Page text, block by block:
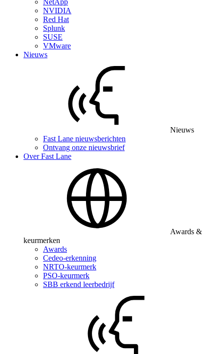
NetApp
NVIDIA
Red Hat
Splunk
SUSE
VMware
Nieuws
Nieuws
Fast Lane nieuwsberichten
Ontvang onze nieuwsbrief
Over Fast Lane
Awards &
keurmerken
Awards
Cedeo-erkenning
NRTO-keurmerk
PSO-keurmerk
SBB erkend leerbedrijf